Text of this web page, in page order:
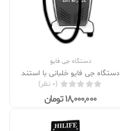
دستگاه جی فایو
دستگاه جی فایو خلبانی با استند
(0 نظر)
18,000,000 تومان